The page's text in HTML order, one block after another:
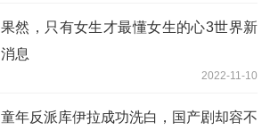
果然，只有女生才最懂女生的心3世界新
消息
2022-11-10
童年反派库伊拉成功洗白，国产剧却容不